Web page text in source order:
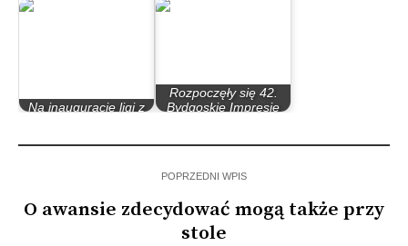
Na inauguracje ligi z
Rozpoczęły się 42.
Bydgoskie Impresje
POPRZEDNI WPIS
O awansie zdecydować mogą także przy
stole